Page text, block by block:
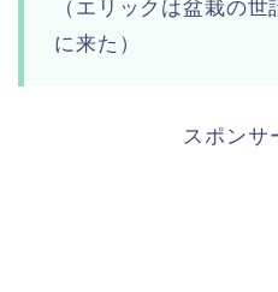
（エリックは盆栽の
に来た）
スポンサ